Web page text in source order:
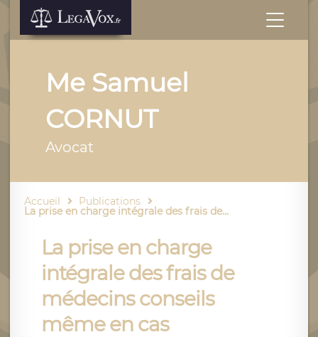
Me Samuel
CORNUT
Avocat
Accueil Publications
La prise en charge intégrale des frais de...
La prise en charge
intégrale des frais de
médecins conseils
même en cas